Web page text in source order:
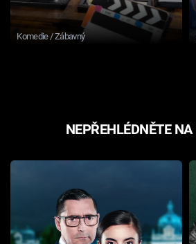
Komedie / Zábavný
NEPŘEHLÉDNĚTE